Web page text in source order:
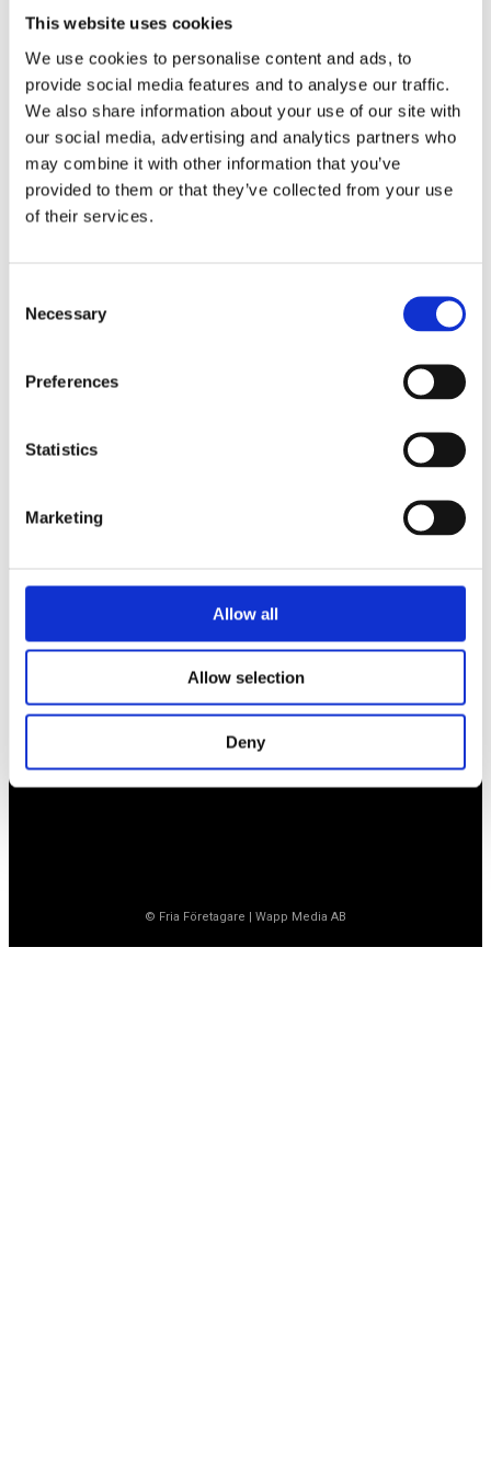
This website uses cookies
We use cookies to personalise content and ads, to
provide social media features and to analyse our traffic.
We also share information about your use of our site with
our social media, advertising and analytics partners who
may combine it with other information that you’ve
provided to them or that they’ve collected from your use
of their services.
Selection
Necessary
Preferences
Statistics
Marketing
Allow all
Allow selection
Deny
Vaktgatan 17bv
262 22 Ängelholm
info@ff.se
Ett medlemskap späckat med småföretagaranpassade
medlemstjänster och förmåner. Din egen
mycket mer. Vi fokuserar på soloföretagare och små
företag med företagaren i fokus. Vi är själva
BLI MEDLEM
Rådgivning
Tips
Nyheter
Om oss
© Fria Företagare Wapp Media AB